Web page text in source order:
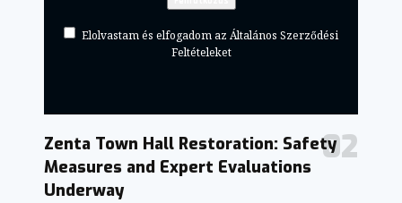
Elolvastam és elfogadom az Általános Szerződési
Feltételeket
Zenta Town Hall Restoration: Safety
Measures and Expert Evaluations
Underway